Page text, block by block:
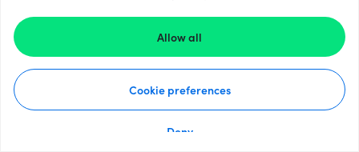
Allow all
Cookie preferences
Deny
33 + τρόποι πληρωμής
Εμφάνιση όλων